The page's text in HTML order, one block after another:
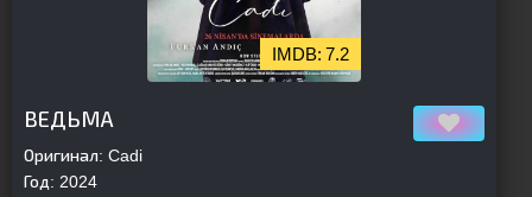
7.2
ВЕДЬМА
Оригинал: Cadi
Год: 2024